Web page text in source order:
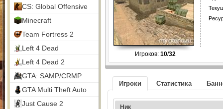
CS: Global Offensive
Minecraft
Team Fortress 2
Left 4 Dead
Left 4 Dead 2
GTA: SAMP/CRMP
GTA Multi Theft Auto
Just Cause 2
Игроков: 10/32
Игроки Статистика
Ник